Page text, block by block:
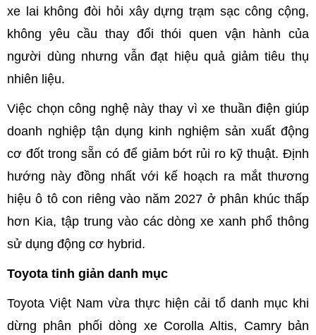
xe lai không đòi hỏi xây dựng trạm sạc công cộng,
không yêu cầu thay đổi thói quen vận hành của
người dùng nhưng vẫn đạt hiệu quả giảm tiêu thụ
nhiên liệu.
Việc chọn công nghệ này thay vì xe thuần điện giúp
doanh nghiệp tận dụng kinh nghiệm sản xuất động
cơ đốt trong sẵn có để giảm bớt rủi ro kỹ thuật. Định
hướng này đồng nhất với kế hoạch ra mắt thương
hiệu ô tô con riêng vào năm 2027 ở phân khúc thấp
hơn Kia, tập trung vào các dòng xe xanh phổ thông
sử dụng động cơ hybrid.
Toyota tinh giản danh mục
Toyota Việt Nam vừa thực hiện cải tổ danh mục khi
dừng phân phối dòng xe Corolla Altis, Camry bản